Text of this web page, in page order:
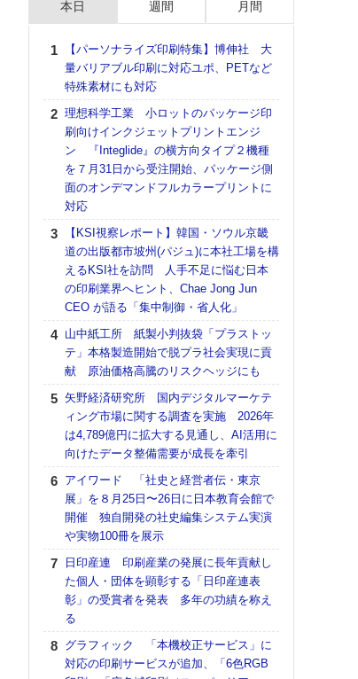
本日 週間 月間
【パーソナライズ印刷特集】博伸社 大
量バリアブル印刷に対応ユポ、PETなど
特殊素材にも対応
理想科学工業 小ロットのパッケージ印
刷向けインクジェットプリントエンジ
ン 『Integlide』の横方向タイプ２機種
を７月31日から受注開始、パッケージ側
面のオンデマンドフルカラープリントに
対応
【KSI視察レポート】韓国・ソウル京畿
道の出版都市坡州(パジュ)に本社工場を構
えるKSI社を訪問 人手不足に悩む日本
の印刷業界へヒント、Chae Jong Jun
CEO が語る「集中制御・省人化」
山中紙工所 紙製小判抜袋「プラストッ
テ」本格製造開始で脱プラ社会実現に貢
献 原油価格高騰のリスクヘッジにも
矢野経済研究所 国内デジタルマーケテ
ィング市場に関する調査を実施 2026年
は4,789億円に拡大する見通し、AI活用に
向けたデータ整備需要が成長を牽引
アイワード 「社史と経営者伝・東京
展」を８月25日〜26日に日本教育会館で
開催 独自開発の社史編集システム実演
や実物100冊を展示
日印産連 印刷産業の発展に長年貢献し
た個人・団体を顕彰する「日印産連表
彰」の受賞者を発表 多年の功績を称え
る
グラフィック 「本機校正サービス」に
対応の印刷サービスが追加、「6色RGB